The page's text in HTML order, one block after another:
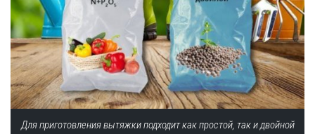
Для приготовления вытяжки подходит как простой, так и двойной